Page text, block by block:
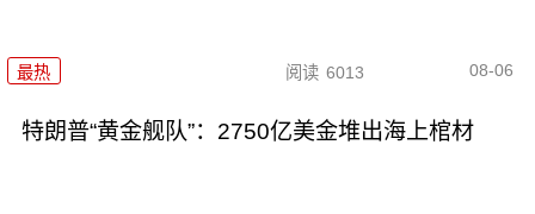
最热 阅读 6013 08-06
特朗普“黄金舰队”：2750亿美金堆出海上棺材